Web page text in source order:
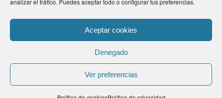
analizar el tráfico. Puedes aceptar todo o configurar tus preferencias.
Aceptar cookies
Denegado
Ver preferencias
© Copyright 2021 www.costadelsol.eco. Todos los derechos reservados |
Aviso legal|Política de privacidad|Política de Cookies| Contacto: